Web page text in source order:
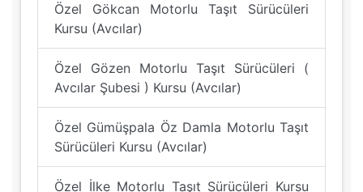
Özel Gökcan Motorlu Taşıt Sürücüleri
Kursu (Avcılar)
Özel Gözen Motorlu Taşıt Sürücüleri (
Avcılar Şubesi ) Kursu (Avcılar)
Özel Gümüşpala Öz Damla Motorlu Taşıt
Sürücüleri Kursu (Avcılar)
Özel İlke Motorlu Taşıt Sürücüleri Kursu